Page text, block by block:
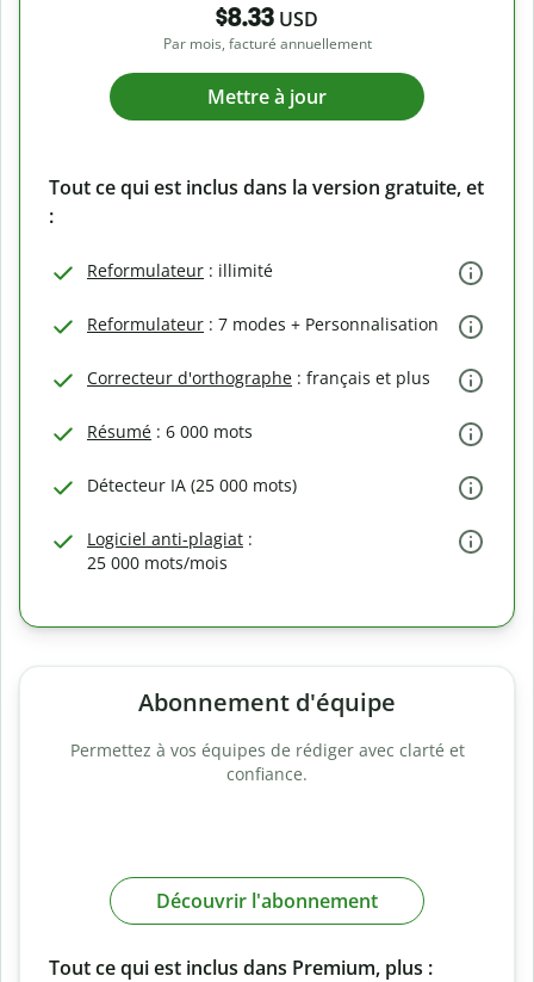
$8.33 USD
Par mois, facturé annuellement
Mettre à jour
Tout ce qui est inclus dans la version gratuite, et
:
Reformulateur : illimité
Reformulateur : 7 modes + Personnalisation
Correcteur d'orthographe : français et plus
Résumé : 6 000 mots
Détecteur IA (25 000 mots)
Logiciel anti-plagiat :
25 000 mots/mois
Abonnement d'équipe
Permettez à vos équipes de rédiger avec clarté et
confiance.
Découvrir l'abonnement
Tout ce qui est inclus dans Premium, plus :